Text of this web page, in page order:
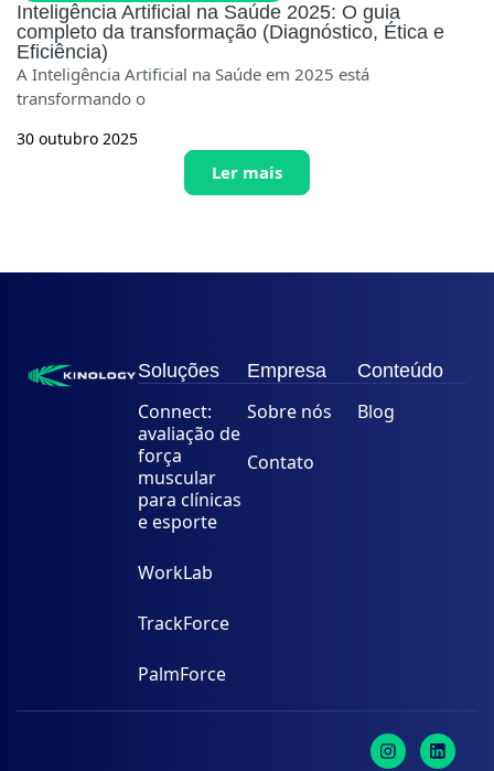
Inteligência Artificial na Saúde 2025: O guia
completo da transformação (Diagnóstico, Ética e
Eficiência)
A Inteligência Artificial na Saúde em 2025 está
transformando o
30 outubro 2025
Ler mais
Soluções
Connect:
avaliação de
força
muscular
para clínicas
e esporte
WorkLab
TrackForce
PalmForce
Empresa
Sobre nós
Contato
Conteúdo
Blog